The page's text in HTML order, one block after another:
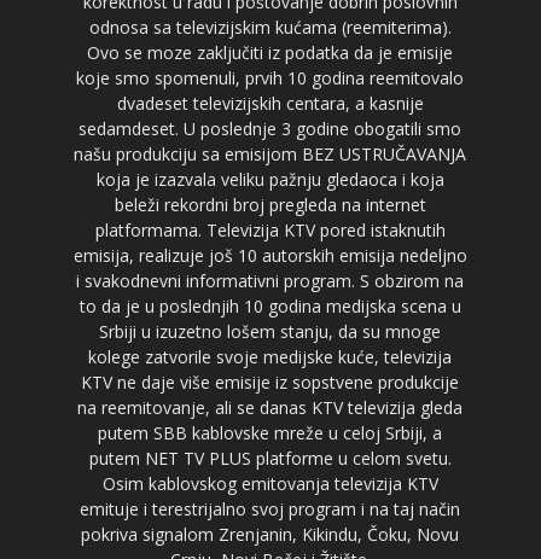
odnosa sa televizijskim kućama (reemiterima).
Ovo se moze zaključiti iz podatka da je emisije
koje smo spomenuli, prvih 10 godina reemitovalo
dvadeset televizijskih centara, a kasnije
sedamdeset. U poslednje 3 godine obogatili smo
našu produkciju sa emisijom BEZ USTRUČAVANJA
koja je izazvala veliku pažnju gledaoca i koja
beleži rekordni broj pregleda na internet
platformama. Televizija KTV pored istaknutih
emisija, realizuje još 10 autorskih emisija nedeljno
i svakodnevni informativni program. S obzirom na
to da je u poslednjih 10 godina medijska scena u
Srbiji u izuzetno lošem stanju, da su mnoge
kolege zatvorile svoje medijske kuće, televizija
KTV ne daje više emisije iz sopstvene produkcije
na reemitovanje, ali se danas KTV televizija gleda
putem SBB kablovske mreže u celoj Srbiji, a
putem NET TV PLUS platforme u celom svetu.
Osim kablovskog emitovanja televizija KTV
emituje i terestrijalno svoj program i na taj način
pokriva signalom Zrenjanin, Kikindu, Čoku, Novu